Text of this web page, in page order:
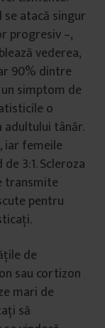
atacă singur
progresiv –,
vederea,
90% dintre
simptom de
o
adultului tânăr.
iar femeile
3:1. Scleroza
transmite
pentru
de
sau cortizon
mari de
să